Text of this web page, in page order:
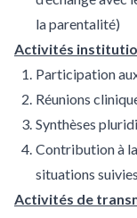
la parentalité)
Activités
Participation
Réunions
Synthèses
Contribution à
situations suivies
Activités de